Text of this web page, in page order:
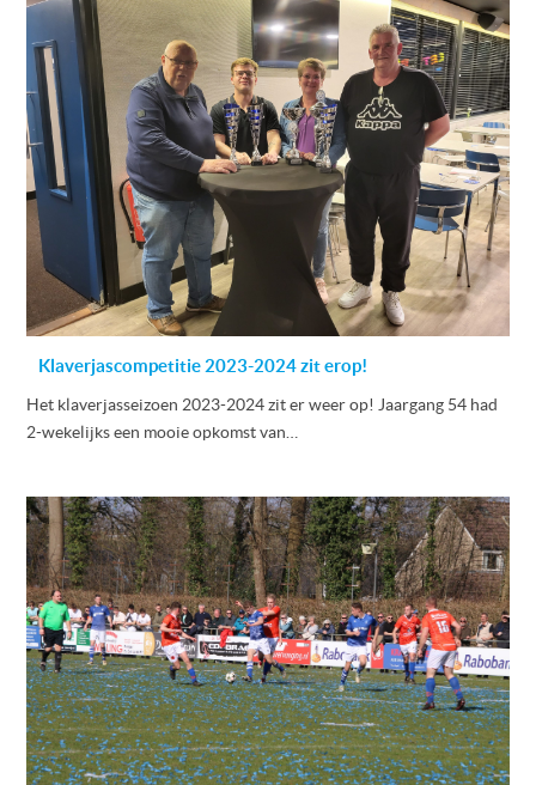
Klaverjascompetitie 2023-2024 zit erop!
Het klaverjasseizoen 2023-2024 zit er weer op! Jaargang 54 had
2-wekelijks een mooie opkomst van…